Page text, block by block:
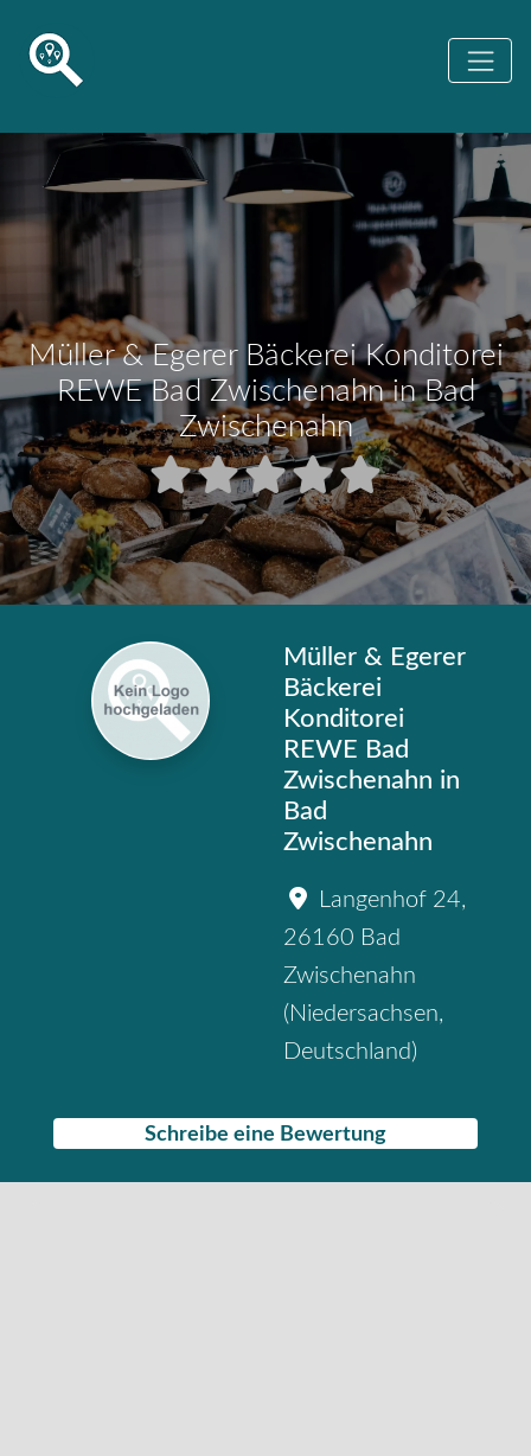
Müller & Egerer Bäckerei Konditorei
REWE Bad Zwischenahn in Bad
Zwischenahn
Müller & Egerer
Bäckerei
Konditorei
REWE Bad
Zwischenahn in
Bad
Zwischenahn
Langenhof 24,
26160 Bad
Zwischenahn
( Niedersachsen,
Deutschland)
Schreibe eine Bewertung